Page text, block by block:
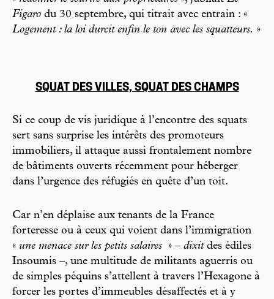
Figaro du 30 septembre, qui titrait avec entrain : «
Logement : la loi durcit enfin le ton avec les squatteurs. »
SQUAT DES VILLES, SQUAT DES CHAMPS
Si ce coup de vis juridique à l’encontre des squats
sert sans surprise les intérêts des promoteurs
immobiliers, il attaque aussi frontalement nombre
de bâtiments ouverts récemment pour héberger
dans l’urgence des réfugiés en quête d’un toit.
Car n’en déplaise aux tenants de la France
forteresse ou à ceux qui voient dans l’immigration
« une menace sur les petits salaires » – dixitdes édiles
Insoumis –, une multitude de militants aguerris ou
de simples péquins s’attellent à travers l’Hexagone à
forcer les portes d’immeubles désaffectés et à y